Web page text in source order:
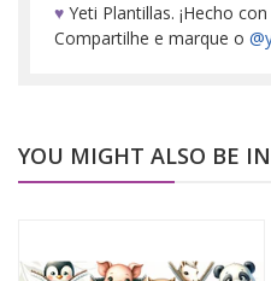
♥ Yeti Plantillas. ¡Hecho
Compartilhe e marque o
YOU MIGHT ALSO BE